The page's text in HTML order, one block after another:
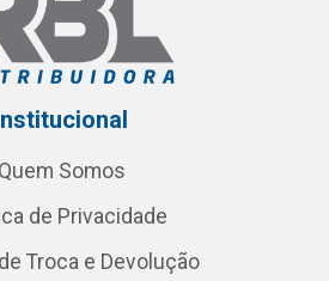
Quem Somos
de Privacidade
Troca e Devolução